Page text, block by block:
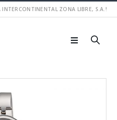
INTERCONTINENTAL ZONA LIBRE, S.A.!